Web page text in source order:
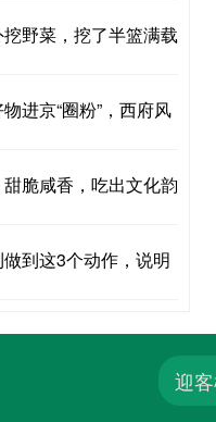
野菜，挖了半篮满载
进京“圈粉”，西府风
脆咸香，吃出文化韵
到这3个动作，说明
迎